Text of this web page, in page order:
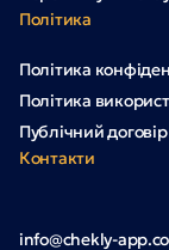
Політика
Політика
Політика
Публічний договір
Контакти
info@chekly-